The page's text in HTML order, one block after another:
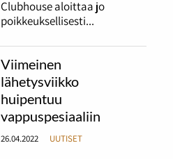
Clubhouse aloittaa jo
poikkeuksellisesti...
Viimeinen
lähetysviikko
huipentuu
vappuspesiaaliin
26.04.2022 UUTISET